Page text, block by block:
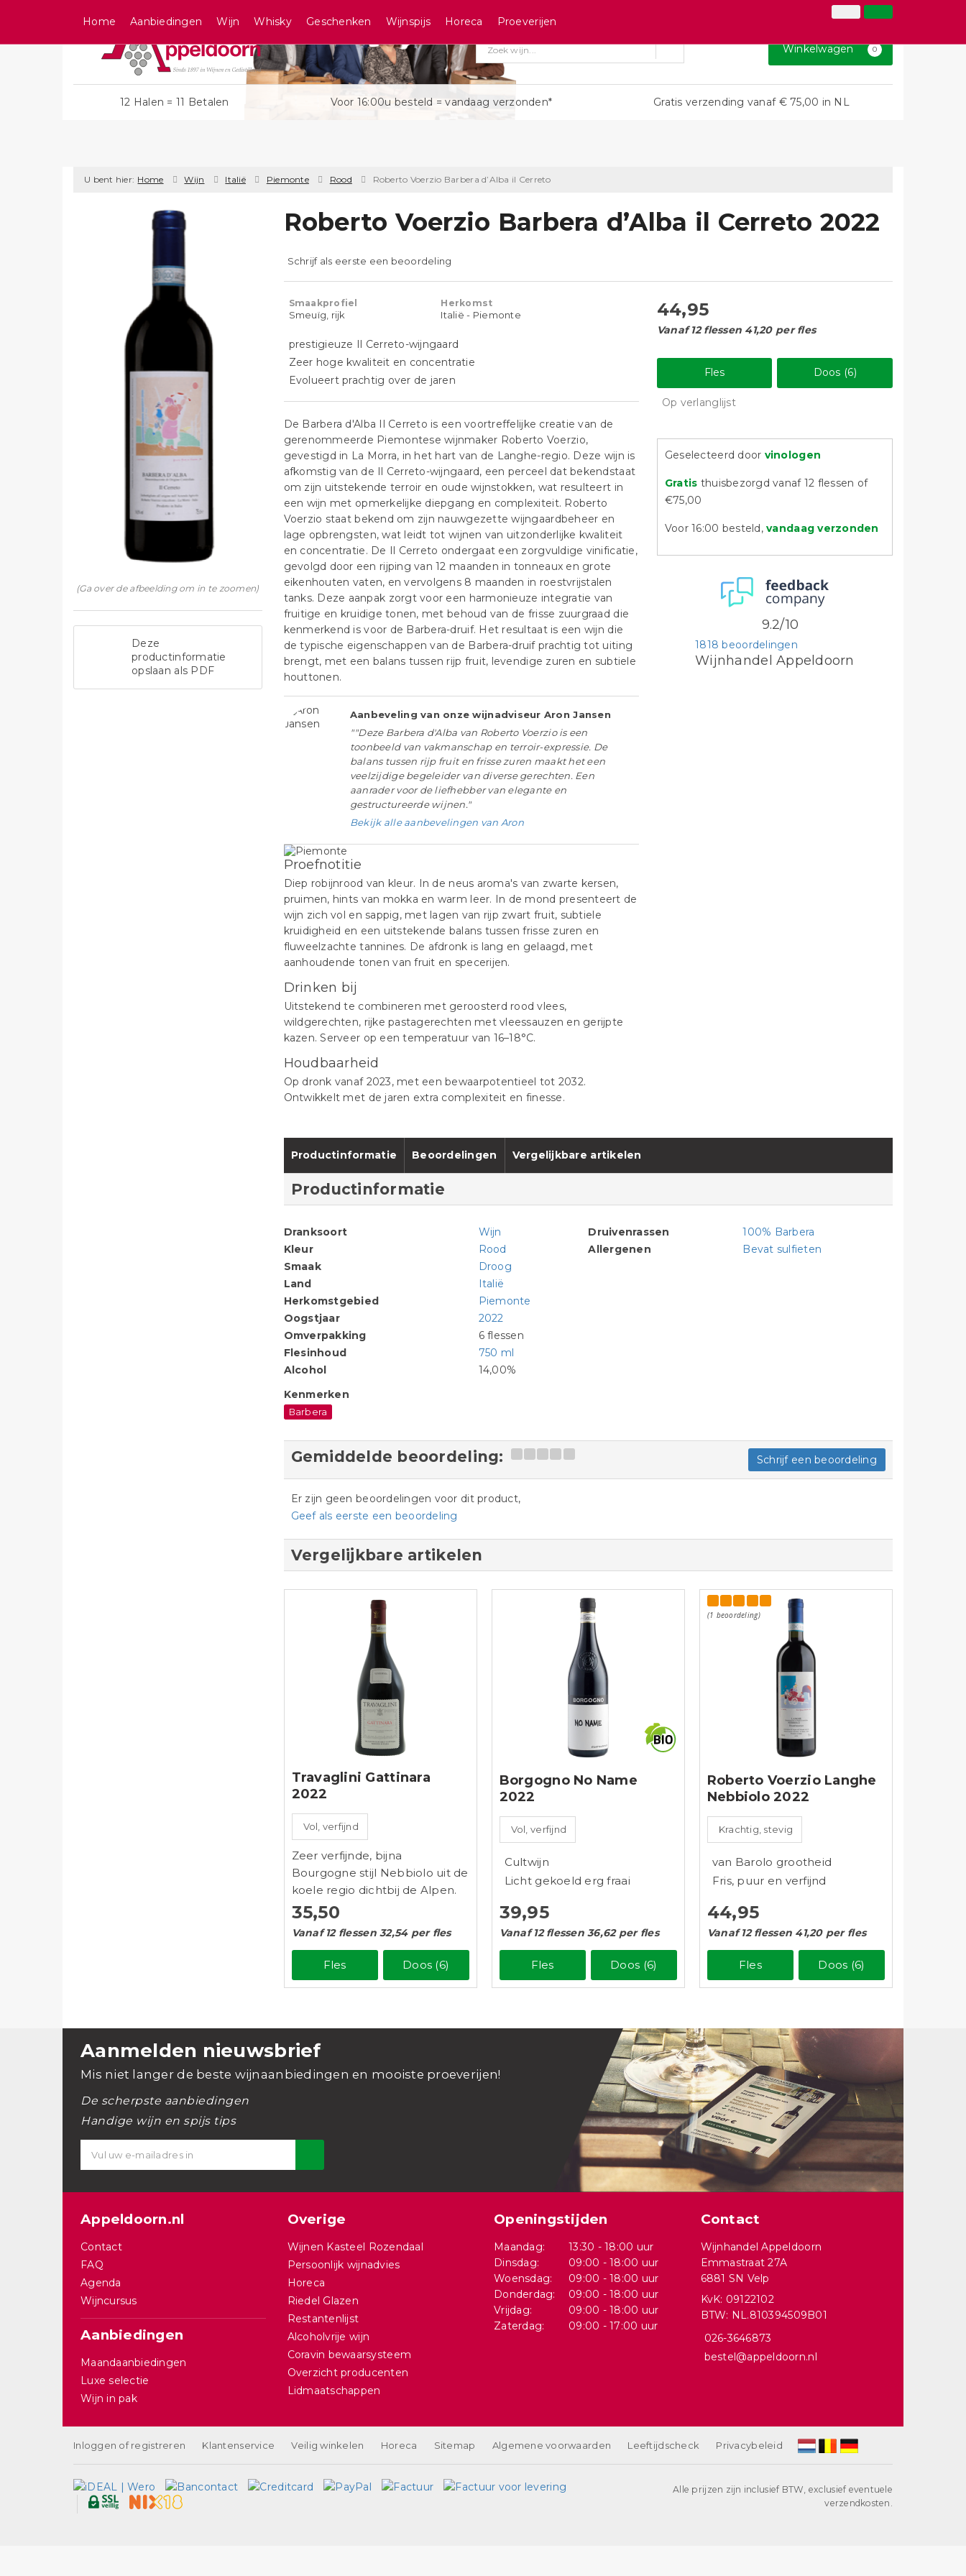
Klantenservice
Winkelwagen 0
12 Halen = 11 Betalen Voor 16:00u besteld = vandaag verzonden* Gratis verzending vanaf € 75,00 in NL
Home Aanbiedingen Wijn Whisky Geschenken Wijnspijs Horeca Proeverijen
U bent hier: Home Wijn Italië Piemonte Rood Roberto Voerzio Barbera d’Alba il Cerreto
(Ga over de afbeelding om in te zoomen)
Deze
productinformatie
opslaan als PDF
Roberto Voerzio Barbera d’Alba il Cerreto 2022
Schrijf als eerste een beoordeling
Smaakprofiel
Smeuïg, rijk
Herkomst
Italië - Piemonte
prestigieuze Il Cerreto-wijngaard
Zeer hoge kwaliteit en concentratie
Evolueert prachtig over de jaren
De Barbera d'Alba Il Cerreto is een voortreffelijke creatie van de
gerenommeerde Piemontese wijnmaker Roberto Voerzio,
gevestigd in La Morra, in het hart van de Langhe-regio. Deze wijn is
afkomstig van de Il Cerreto-wijngaard, een perceel dat bekendstaat
om zijn uitstekende terroir en oude wijnstokken, wat resulteert in
een wijn met opmerkelijke diepgang en complexiteit.​ Roberto
Voerzio staat bekend om zijn nauwgezette wijngaardbeheer en
lage opbrengsten, wat leidt tot wijnen van uitzonderlijke kwaliteit
en concentratie. De Il Cerreto ondergaat een zorgvuldige vinificatie,
gevolgd door een rijping van 12 maanden in tonneaux en grote
eikenhouten vaten, en vervolgens 8 maanden in roestvrijstalen
tanks. Deze aanpak zorgt voor een harmonieuze integratie van
fruitige en kruidige tonen, met behoud van de frisse zuurgraad die
kenmerkend is voor de Barbera-druif.​ Het resultaat is een wijn die
de typische eigenschappen van de Barbera-druif prachtig tot uiting
brengt, met een balans tussen rijp fruit, levendige zuren en subtiele
houttonen.
Aanbeveling van onze wijnadviseur Aron Jansen
""Deze Barbera d'Alba van Roberto Voerzio is een
toonbeeld van vakmanschap en terroir-expressie. De
balans tussen rijp fruit en frisse zuren maakt het een
veelzijdige begeleider van diverse gerechten. Een
aanrader voor de liefhebber van elegante en
gestructureerde wijnen."
Bekijk alle aanbevelingen van Aron
Proefnotitie
Diep robijnrood van kleur. In de neus aroma's van zwarte kersen,
pruimen, hints van mokka en warm leer. In de mond presenteert de
wijn zich vol en sappig, met lagen van rijp zwart fruit, subtiele
kruidigheid en een uitstekende balans tussen frisse zuren en
fluweelzachte tannines. De afdronk is lang en gelaagd, met
aanhoudende tonen van fruit en specerijen.​
Drinken bij
Uitstekend te combineren met geroosterd rood vlees,
wildgerechten, rijke pastagerechten met vleessauzen en gerijpte
kazen. Serveer op een temperatuur van 16–18°C.​
Houdbaarheid
Op dronk vanaf 2023, met een bewaarpotentieel tot 2032.
Ontwikkelt met de jaren extra complexiteit en finesse.​
44,95
Vanaf 12 flessen 41,20 per fles
Fles Doos (6)
Op verlanglijst
Geselecteerd door vinologen
Gratis thuisbezorgd vanaf 12 flessen of
€75,00
Voor 16:00 besteld,vandaag verzonden
Wijnhandel Appeldoorn
1818 beoordelingen
9.2/10
Productinformatie Beoordelingen Vergelijkbare artikelen
Productinformatie
Dranksoort
Wijn
Kleur
Rood
Smaak
Droog
Land
Italië
Herkomstgebied
Piemonte
Oogstjaar
2022
Omverpakking
6 flessen
Flesinhoud
750 ml
Alcohol
14,00%
Druivenrassen
100% Barbera
Allergenen
Bevat sulfieten
Kenmerken
Barbera
Gemiddelde beoordeling: Schrijf een beoordeling
Er zijn geen beoordelingen voor dit product,
Geef als eerste een beoordeling
Vergelijkbare artikelen
Travaglini Gattinara
2022
Vol, verfijnd
Zeer verfijnde, bijna
Bourgogne stijl Nebbiolo uit de
koele regio dichtbij de Alpen.
35,50
Vanaf 12 flessen 32,54 per fles
Fles Doos (6)
Borgogno No Name
2022
Vol, verfijnd
Cultwijn
Licht gekoeld erg fraai
39,95
Vanaf 12 flessen 36,62 per fles
Fles Doos (6)
(1 beoordeling)
Roberto Voerzio Langhe
Nebbiolo 2022
Krachtig, stevig
van Barolo grootheid
Fris, puur en verfijnd
44,95
Vanaf 12 flessen 41,20 per fles
Fles Doos (6)
Aanmelden nieuwsbrief
Mis niet langer de beste wijnaanbiedingen en mooiste proeverijen!
De scherpste aanbiedingen
Handige wijn en spijs tips
Appeldoorn.nl
Contact
FAQ
Agenda
Wijncursus
Aanbiedingen
Maandaanbiedingen
Luxe selectie
Wijn in pak
Overige
Wijnen Kasteel Rozendaal
Persoonlijk wijnadvies
Horeca
Riedel Glazen
Restantenlijst
Alcoholvrije wijn
Coravin bewaarsysteem
Overzicht producenten
Lidmaatschappen
Openingstijden
Maandag:
13:30 - 18:00 uur
Dinsdag:
09:00 - 18:00 uur
Woensdag:
09:00 - 18:00 uur
Donderdag:
09:00 - 18:00 uur
Vrijdag:
09:00 - 18:00 uur
Zaterdag:
09:00 - 17:00 uur
Contact
Wijnhandel Appeldoorn
Emmastraat 27A
6881 SN Velp
KvK: 09122102
BTW: NL.810394509B01
026-3646873
bestel@appeldoorn.nl
Inloggen of registreren Klantenservice Veilig winkelen Horeca Sitemap Algemene voorwaarden Leeftijdscheck Privacybeleid
Alle prijzen zijn inclusief BTW, exclusief eventuele
verzendkosten.